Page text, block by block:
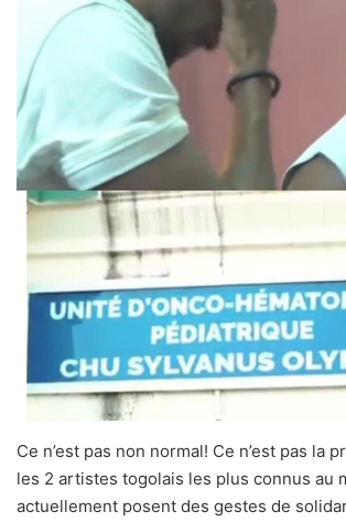
Ce n’est pas non normal! Ce n’est pas la
les 2 artistes togolais les plus connus au
actuellement posent des gestes de